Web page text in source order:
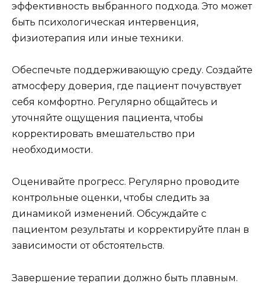
эффективность выбранного подхода. Это может
быть психологическая интервенция,
физиотерапия или иные техники.
Обеспечьте поддерживающую среду. Создайте
атмосферу доверия, где пациент почувствует
себя комфортно. Регулярно общайтесь и
уточняйте ощущения пациента, чтобы
корректировать вмешательство при
необходимости.
Оценивайте прогресс. Регулярно проводите
контрольные оценки, чтобы следить за
динамикой изменений. Обсуждайте с
пациентом результаты и корректируйте план в
зависимости от обстоятельств.
Завершение терапии должно быть плавным.